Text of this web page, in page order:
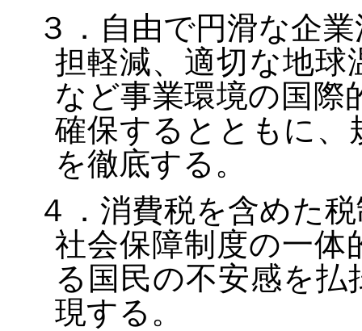
３．自由で円滑な企
担軽減、適切な地球
など事業環境の国際
確保するとともに、
を徹底する。
４．消費税を含めた
社会保障制度の一体
る国民の不安感を
現する。